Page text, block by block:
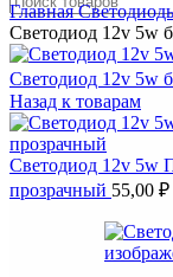
Главная
Светодиод 12v 5w
Светодиод 12v 5w
Назад к товарам
Светодиод 12v
прозрачный 55,00 ₽